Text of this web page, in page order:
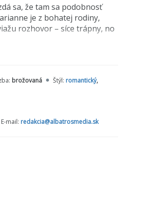
sa, že tam sa podobnosť
je z bohatej rodiny,
rozhovor – síce trápny, no
za „normálne“. A s
mocou, tendenciou zraňovať
brožovaná Štýl: romantický,
E-mail: redakcia@albatrosmedia.sk